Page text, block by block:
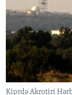
Kiprdə Akrotiri